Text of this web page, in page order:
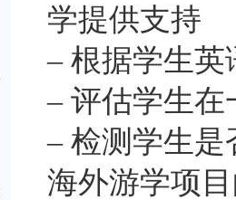
学提供支持
– 根据学生
– 评估学生
– 检测学生
海外游学项